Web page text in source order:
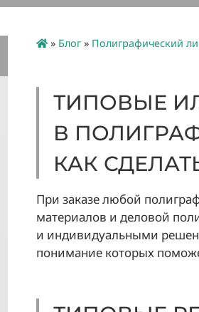
» Блог » Полиграфический
ТИПОВЫЕ
В
КАК
При заказе любой
материалов и деловой
и индивидуальными
понимание которых